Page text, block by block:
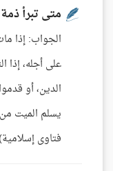
متى تبرأ
الجواب: إذا
على أجله، إذا
الدين، أو
فتاوى